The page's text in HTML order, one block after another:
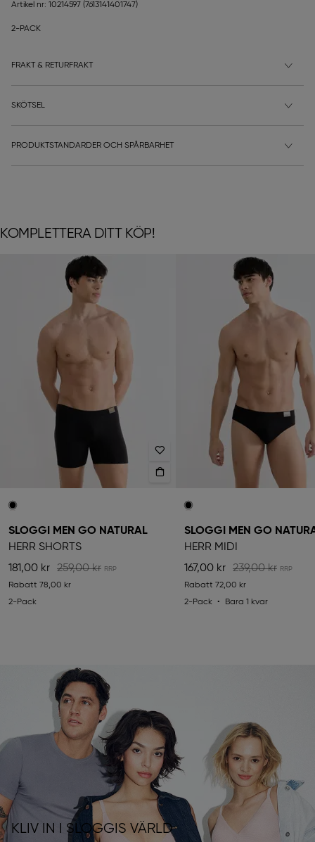
Artikel nr: 10214597 (7613141401747)
2-PACK
FRAKT & RETURFRAKT
SKÖTSEL
PRODUKTSTANDARDER OCH SPÅRBARHET
KOMPLETTERA DITT KÖP!
SLOGGI MEN GO NATURAL
HERR SHORTS
181,00 kr
259,00 kr
Rabatt 78,00 kr
2-Pack
SLOGGI MEN GO
HERR MIDI
167,00 kr
239,00 kr
Rabatt 72,00 kr
2-Pack
Bara 1 kvar
KLIV IN I SLOGGIS VÄRLD